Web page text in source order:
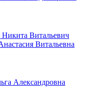
Витальевич
Витальевна
Александровна